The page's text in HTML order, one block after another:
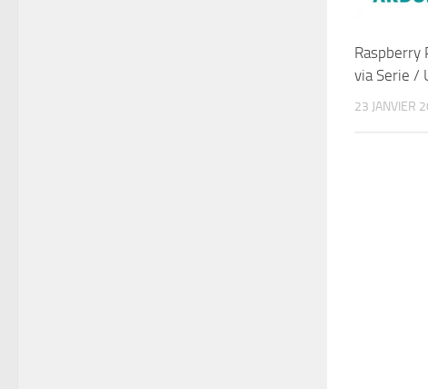
Raspberry
via Serie /
23 JANVIER